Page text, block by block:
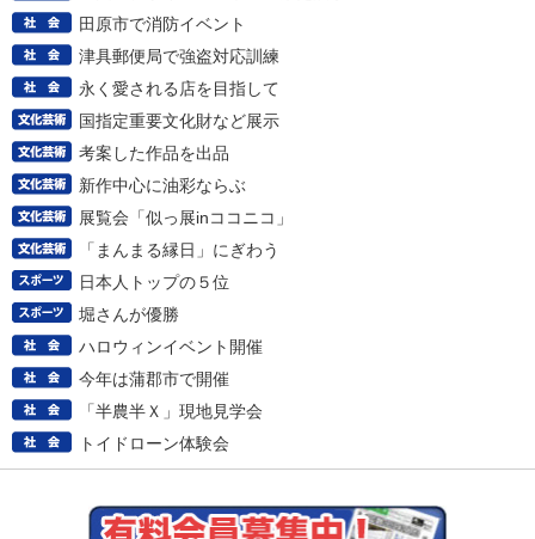
田原市で消防イベント
津具郵便局で強盗対応訓練
永く愛される店を目指して
国指定重要文化財など展示
考案した作品を出品
新作中心に油彩ならぶ
展覧会「似っ展inココニコ」
「まんまる縁日」にぎわう
日本人トップの５位
堀さんが優勝
ハロウィンイベント開催
今年は蒲郡市で開催
「半農半Ｘ」現地見学会
トイドローン体験会